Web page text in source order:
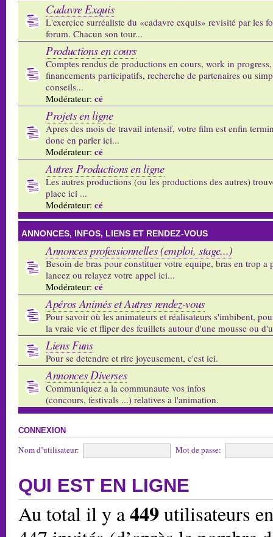
Cadavre Exquis
L'exercice surréaliste du «cadavre exquis» revisité par les
forum. Chacun son tour...
Productions en cours
Comptes rendus de productions en cours, work in
financements participatifs, recherche de partenaires ou
conseils...
Modérateur: cé
Projets en ligne
Apres des mois de travail intensif, votre film est enfin
donc en parler ici...
Modérateur: cé
Autres Productions en ligne
Les autres productions (ou les productions des autres)
place ici ...
Modérateur: cé
ANNONCES, INFOS, LIENS ET RENDEZ-VOUS
Annonces professionnelles (emploi, stage...)
Besoin de bras pour constituer votre equipe, bras en trop a
lancez ou relayez votre appel ici...
Modérateur: cé
Apéros Animés et Autres rendez-vous
Pour savoir où les animateurs et réalisateurs s'imbibent,
la vraie vie et fliper des feuillets autour d'une mousse ou
Liens Funs
Pour se detendre et rire joyeusement, c'est ici.
Annonces Diverses
Communiquez a la communaute vos infos
(concours, festivals ...) relatives a l'animation.
CONNEXION
Nom d’utilisateur: Mot de passe:
QUI EST EN LIGNE
Au total il y a449utilisateurs